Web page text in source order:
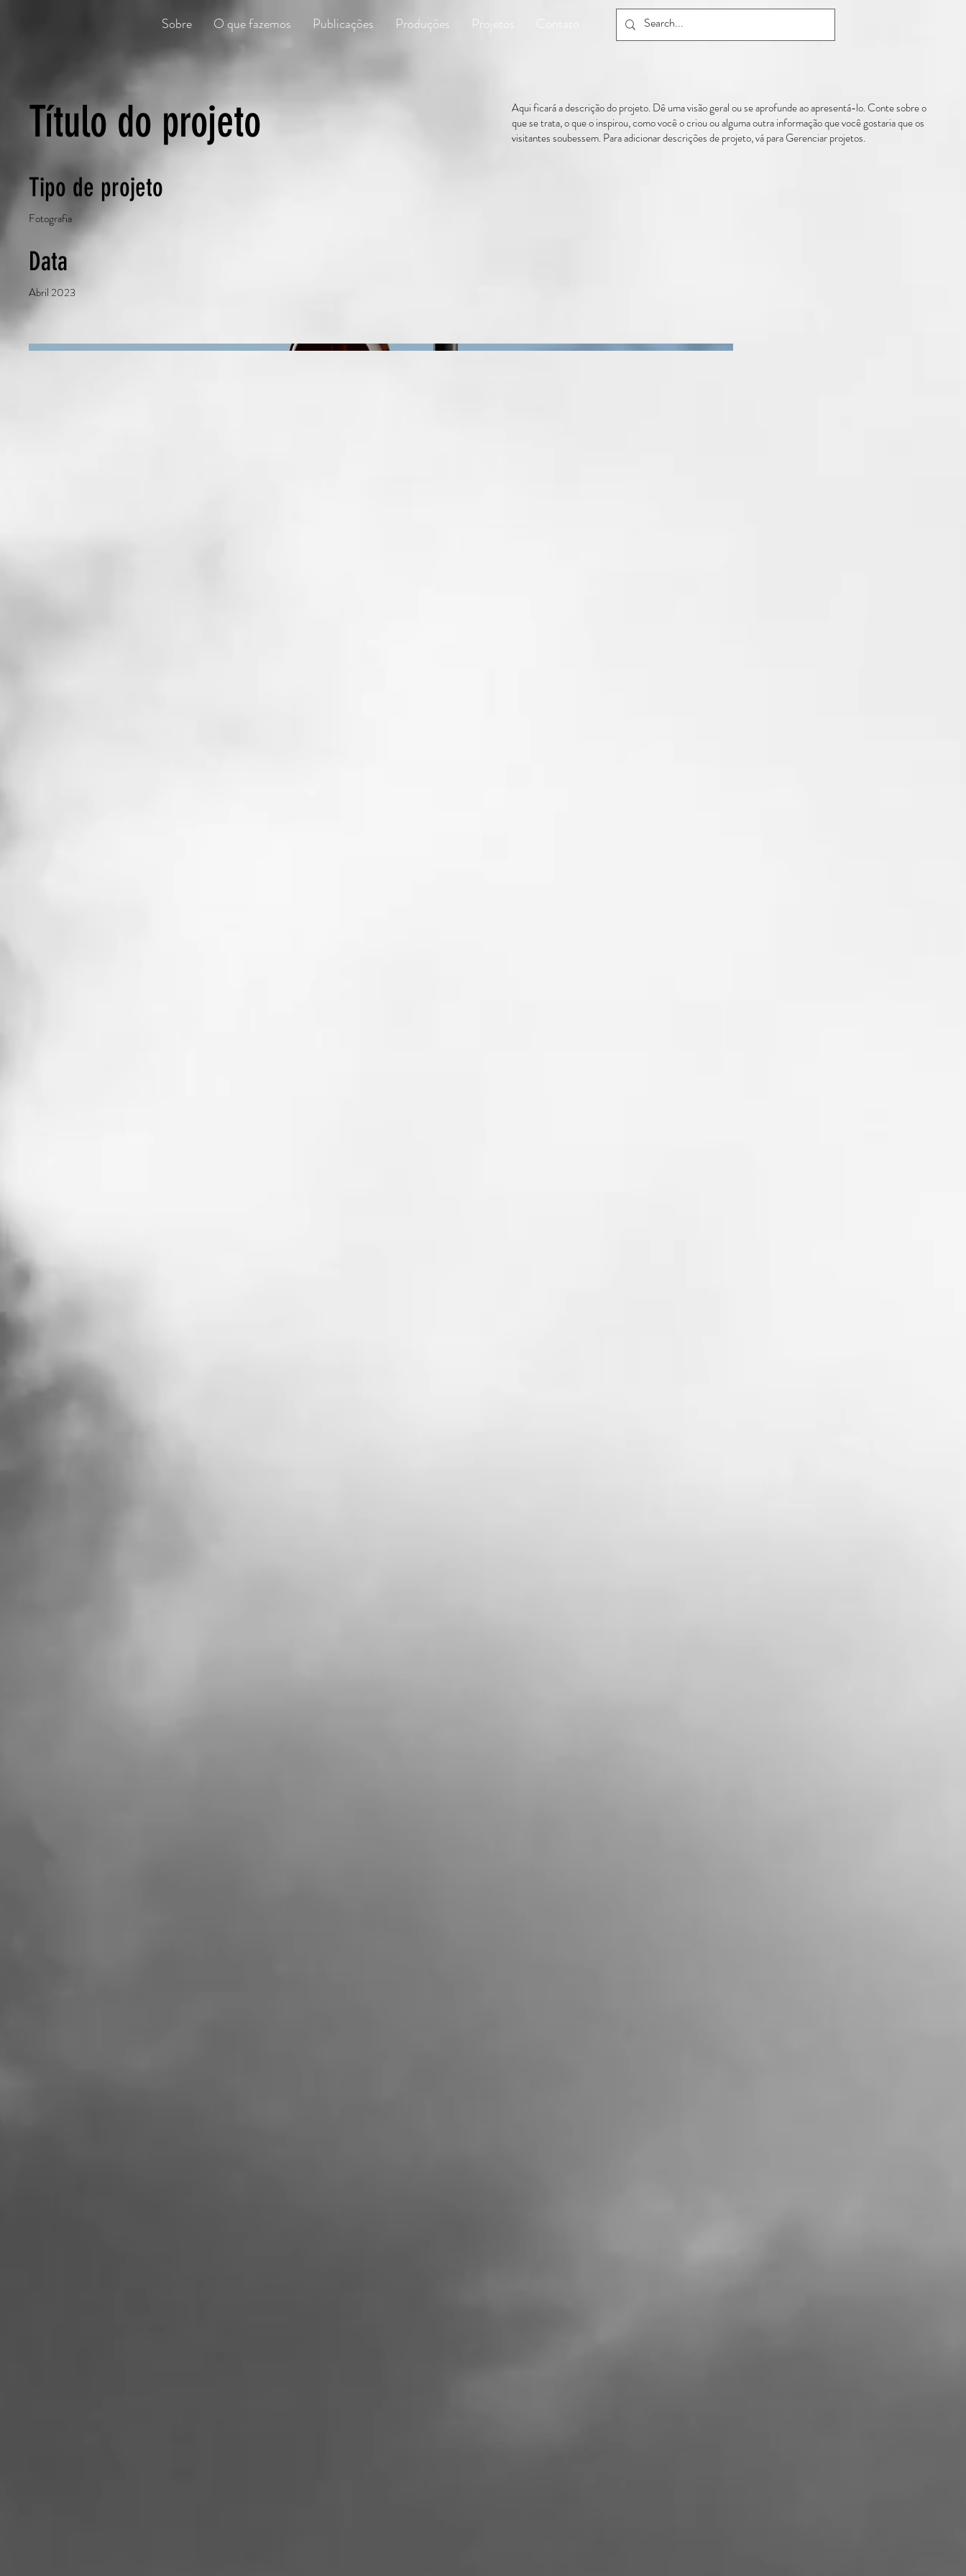
Sobre O que fazemos Publicações Produções Projetos
Título do projeto
Tipo de projeto
Fotografia
Data
Abril 2023
Aqui ficará a descrição do projeto. Dê uma visão geral ou se aprofunde ao apresentá-lo. Conte sobre o
que se trata, o que o inspirou, como você o criou ou alguma outra informação que você gostaria que os
visitantes soubessem. Para adicionar descrições de projeto, vá para Gerenciar projetos.